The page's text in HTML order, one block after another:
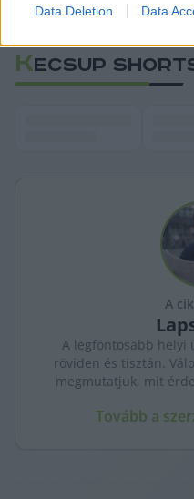
Data Deletion Data
A Magyar Péterrel
KECSUP
A
A legfontosabb helyi
röviden és tisztán.
megmutatjuk, mit
Tovább a